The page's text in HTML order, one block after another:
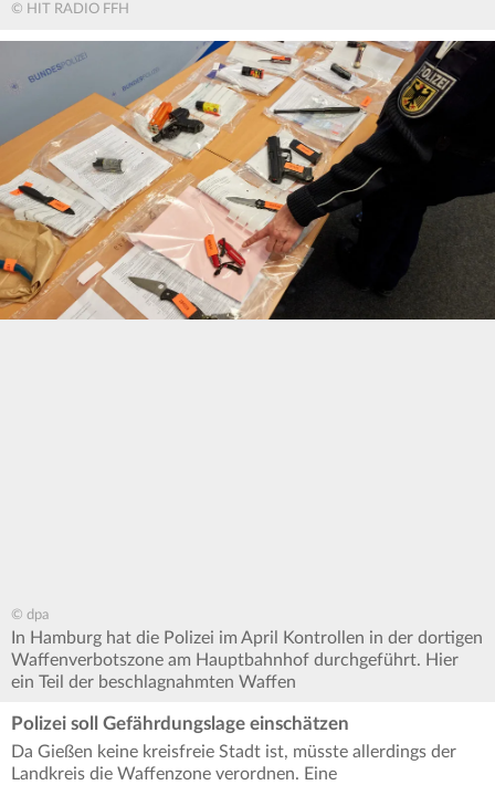
© HIT RADIO FFH
© dpa
In Hamburg hat die Polizei im April Kontrollen in der dortigen
Waffenverbotszone am Hauptbahnhof durchgeführt. Hier
ein Teil der beschlagnahmten Waffen
Polizei soll Gefährdungslage einschätzen
Da Gießen keine kreisfreie Stadt ist, müsste allerdings der
Landkreis die Waffenzone verordnen. Eine